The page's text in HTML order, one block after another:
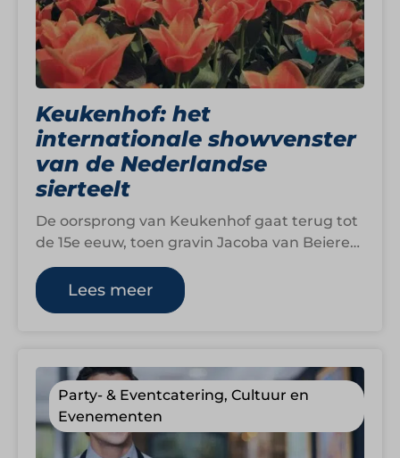
Keukenhof: het
internationale showvenster
van de Nederlandse
sierteelt
De oorsprong van Keukenhof gaat terug tot
de 15e eeuw, toen gravin Jacoba van Beieren
het terrein gebruikte als jachtgebied…
Lees meer
Party- & Eventcatering, Cultuur en
Evenementen